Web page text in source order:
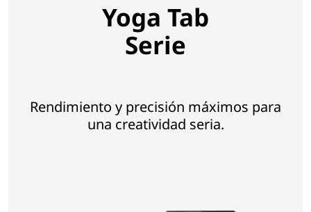
Yoga Tab
Serie
Rendimiento y precisión máximos para
una creatividad seria.